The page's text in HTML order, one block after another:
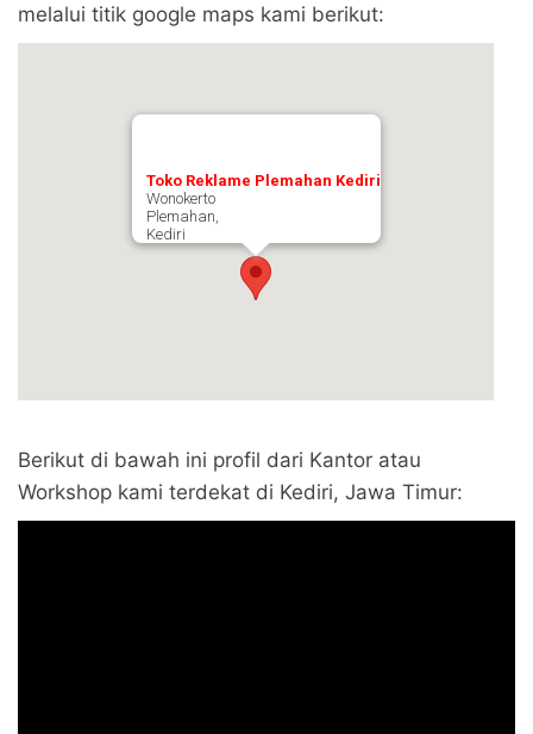
melalui titik google maps kami berikut:
Toko Reklame Plemahan Kediri
Wonokerto
Plemahan,
Kediri
Berikut di bawah ini profil dari Kantor atau
Workshop kami terdekat di Kediri, Jawa Timur: